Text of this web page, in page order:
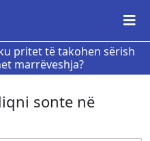
pritet të takohen sërish
marrëveshja?
sonte në